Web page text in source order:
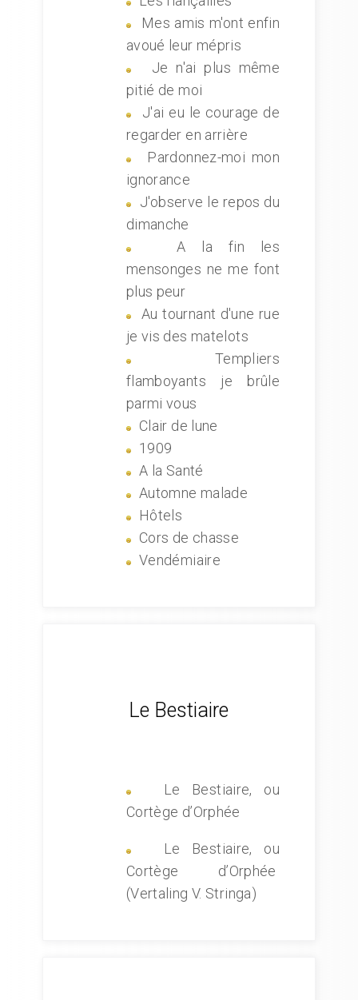
Mes amis m'ont enfin
avoué leur mépris
Je n'ai plus même
pitié de moi
J'ai eu le courage de
regarder en arrière
Pardonnez-moi mon
ignorance
J'observe le repos du
dimanche
A la fin les
mensonges ne me font
plus peur
Au tournant d'une rue
je vis des matelots
Templiers
flamboyants je brûle
parmi vous
Clair de lune
1909
A la Santé
Automne malade
Hôtels
Cors de chasse
Vendémiaire
Le Bestiaire
Le Bestiaire, ou
Cortège d’Orphée
Le Bestiaire, ou
Cortège d’Orphée
(Vertaling V. Stringa)